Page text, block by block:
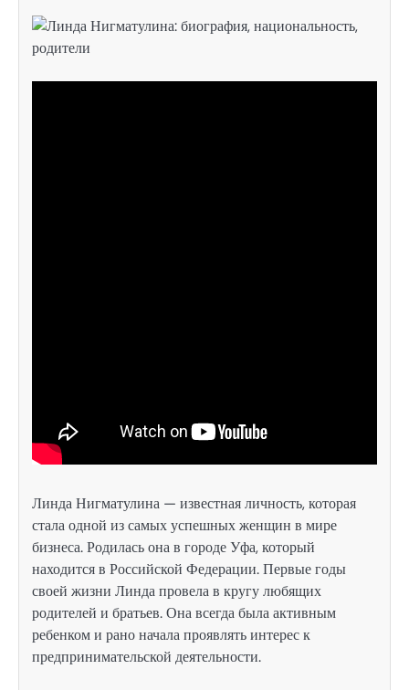
Линда Нигматулина — известная личность, которая
стала одной из самых успешных женщин в мире
бизнеса. Родилась она в городе Уфа, который
находится в Российской Федерации. Первые годы
своей жизни Линда провела в кругу любящих
родителей и братьев. Она всегда была активным
ребенком и рано начала проявлять интерес к
предпринимательской деятельности.